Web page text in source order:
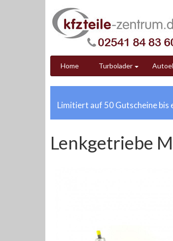
Home Turbolader
Limitiert auf 50 Gutscheine bis
Lenkgetriebe